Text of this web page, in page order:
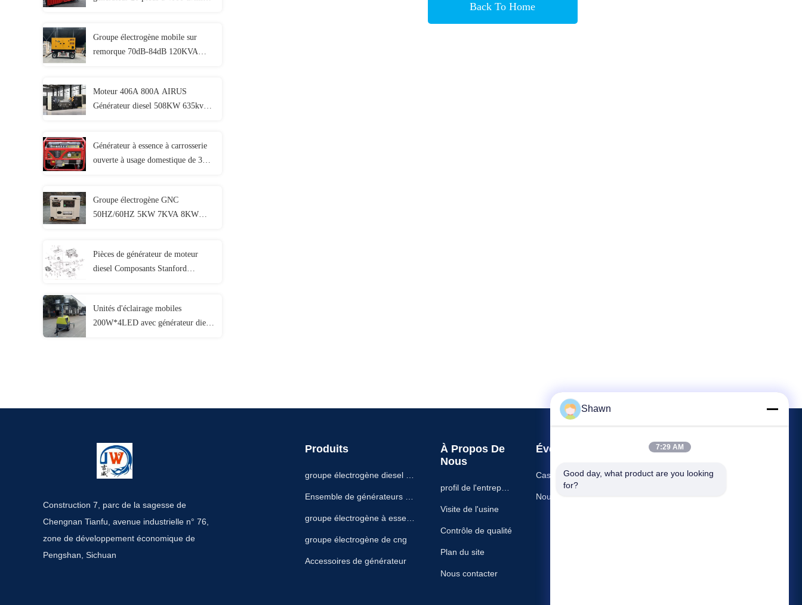
Groupe électrogène mobile sur
remorque 70dB-84dB 120KVA
Moteur 406A 800A AIRUS
Générateur diesel 508KW 635kva
Générateur à essence à carrosserie
ouverte à usage domestique de 3
Groupe électrogène GNC
50HZ/60HZ 5KW 7KVA 8KW
Pièces de générateur de moteur
diesel Composants Stanford
Unités d'éclairage mobiles
200W*4LED avec générateur diesel
Back To Home
Construction 7, parc de la sagesse de
Chengnan Tianfu, avenue industrielle n° 76,
zone de développement économique de
Pengshan, Sichuan
Produits
groupe électrogène diesel sil
Ensemble de générateurs die
groupe électrogène à essenc
groupe électrogène de cng
Accessoires de générateur
À Propos De
Nous
profil de l'entrepris
Visite de l'usine
Contrôle de qualité
Plan du site
Nous contacter
Événements
Cas
Nouvelles
Shawn
7:29 AM
Good day, what product are you looking
for?